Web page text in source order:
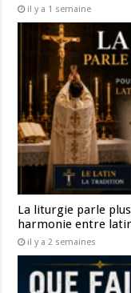
il y a 1 semaine
La liturgie parle
harmonie entre
il y a 2 semaines